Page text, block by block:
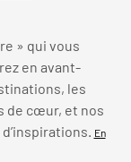
» qui vous
en avant-
les
de cœur, et nos
En